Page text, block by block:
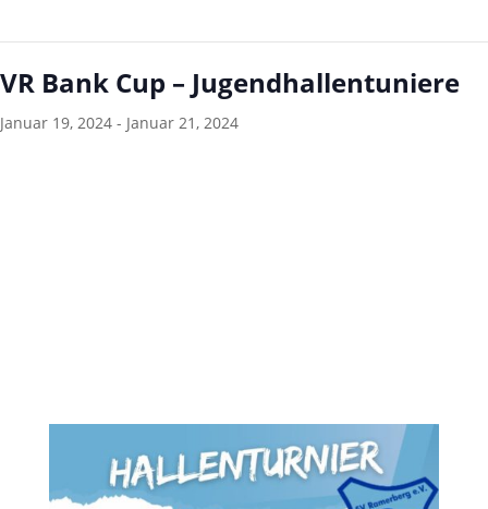
VR Bank Cup – Jugendhallentuniere
Januar 19, 2024 - Januar 21, 2024